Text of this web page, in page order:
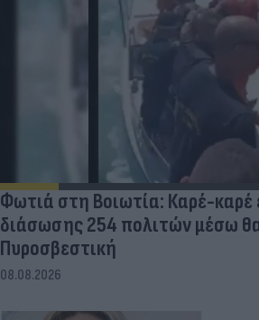
Φωτιά στη Βοιωτία: Καρέ-καρέ
διάσωσης 254 πολιτών μέσω
Πυροσβεστική
08.08.2026